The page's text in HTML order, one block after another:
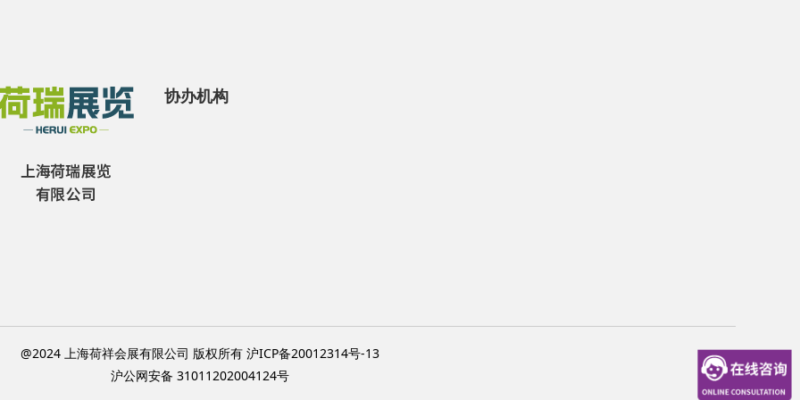
协办机构
@2024 上海荷祥会展有限公司 版权所有 沪ICP备20012314号-13
沪公网安备 31011202004124号